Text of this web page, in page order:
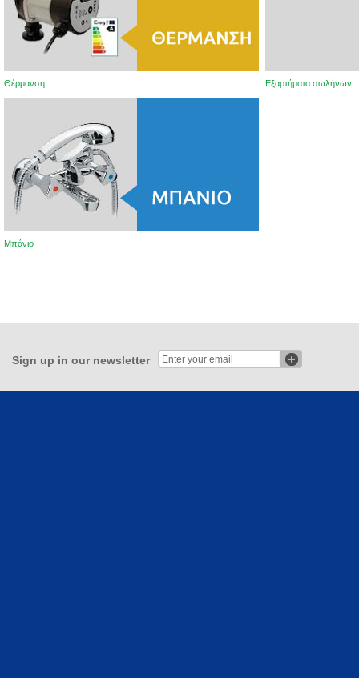
Θέρμανση Εξαρτήματα σωλήνων
Μπάνιο
Sign up in our newsletter